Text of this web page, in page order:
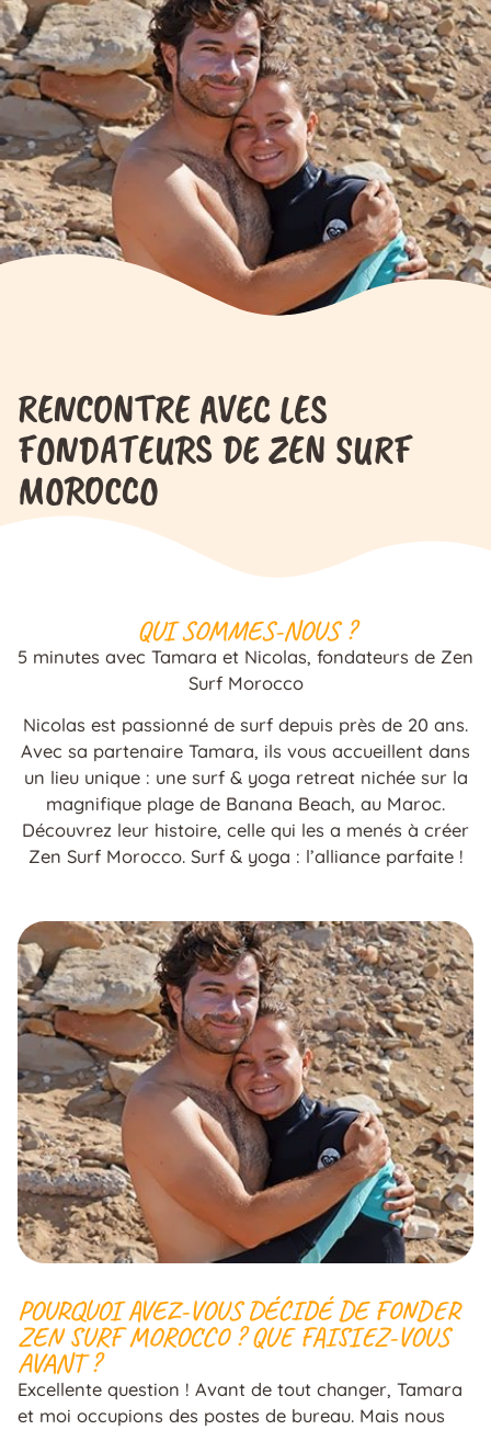
Panneau de gestion des cookies
Nos packs
À propos FR
Tarifs
RENCONTRE AVEC LES
FONDATEURS DE ZEN SURF
MOROCCO
QUI SOMMES-NOUS ?
5 minutes avec Tamara et Nicolas, fondateurs de Zen
Surf Morocco
Nicolas est passionné de surf depuis près de 20 ans.
Avec sa partenaire Tamara, ils vous accueillent dans
un lieu unique : une surf & yoga retreat nichée sur la
magnifique plage de Banana Beach, au Maroc.
Découvrez leur histoire, celle qui les a menés à créer
Zen Surf Morocco. Surf & yoga : l’alliance parfaite !
POURQUOI AVEZ-VOUS DÉCIDÉ DE FONDER
ZEN SURF MOROCCO ? QUE FAISIEZ-VOUS
AVANT ?
Excellente question ! Avant de tout changer, Tamara
et moi occupions des postes de bureau. Mais nous